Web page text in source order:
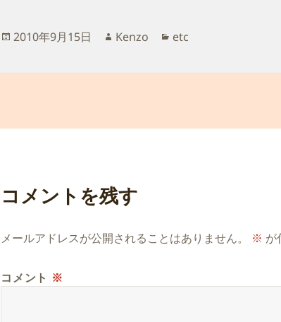
投
日:
2010年9月15日
作
者
Kenzo
カ
ゴ
etc
コメントを残す
メールアドレスが公開されることはありません。 ※ が
コメント ※